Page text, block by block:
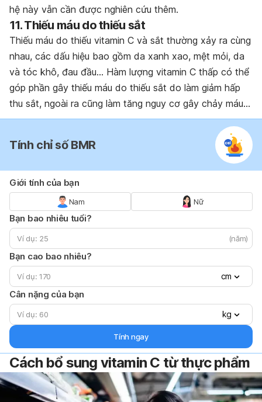
hệ này vẫn cần được nghiên cứu thêm.
11. Thiếu máu do thiếu sắt
Thiếu máu do thiếu vitamin C và sắt thường xảy ra cùng
nhau, các dấu hiệu bao gồm da xanh xao, mệt mỏi, da
và tóc khô, đau đầu… Hàm lượng vitamin C thấp có thể
góp phần gây thiếu máu do thiếu sắt do làm giảm hấp
thu sắt, ngoài ra cũng làm tăng nguy cơ gây chảy máu…
Tính chỉ số BMR
Giới tính của bạn
Nam Nữ
Bạn bao nhiêu tuổi?
(năm)
Bạn cao bao nhiêu?
cm
Cân nặng của bạn
kg
Tính ngay
Cách bổ sung vitamin C từ thực phẩm